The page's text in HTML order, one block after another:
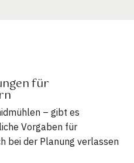
für
– gibt es
Vorgaben für
bei der Planung verlassen